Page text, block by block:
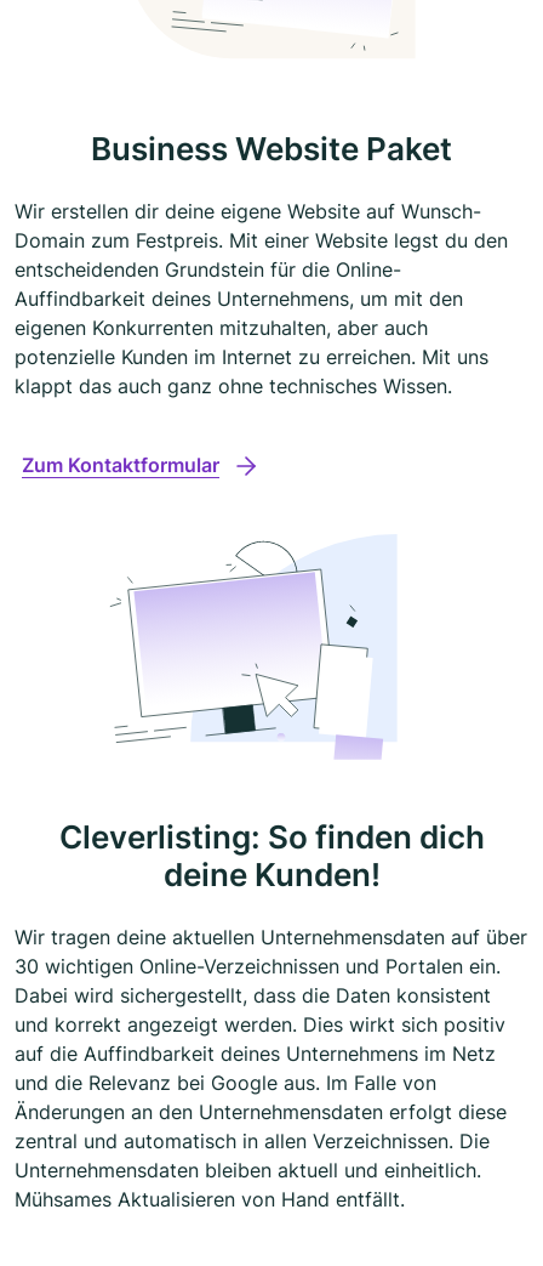
Business Website Paket
Wir erstellen dir deine eigene Website auf Wunsch-
Domain zum Festpreis. Mit einer Website legst du den
entscheidenden Grundstein für die Online-
Auffindbarkeit deines Unternehmens, um mit den
eigenen Konkurrenten mitzuhalten, aber auch
potenzielle Kunden im Internet zu erreichen. Mit uns
klappt das auch ganz ohne technisches Wissen.
Zum Kontaktformular
Cleverlisting: So finden dich
deine Kunden!
Wir tragen deine aktuellen Unternehmensdaten auf über
30 wichtigen Online-Verzeichnissen und Portalen ein.
Dabei wird sichergestellt, dass die Daten konsistent
und korrekt angezeigt werden. Dies wirkt sich positiv
auf die Auffindbarkeit deines Unternehmens im Netz
und die Relevanz bei Google aus. Im Falle von
Änderungen an den Unternehmensdaten erfolgt diese
zentral und automatisch in allen Verzeichnissen. Die
Unternehmensdaten bleiben aktuell und einheitlich.
Mühsames Aktualisieren von Hand entfällt.